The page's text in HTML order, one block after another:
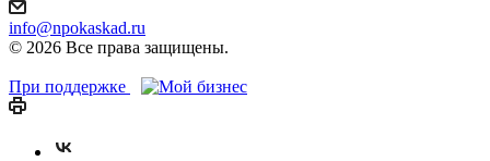
info@npokaskad.ru
© 2026 Все права защищены.
При поддержке